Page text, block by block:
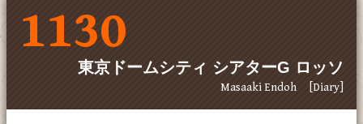
1130
東京ドームシティ シアターG ロッソ
Masaaki Endoh [Diary]